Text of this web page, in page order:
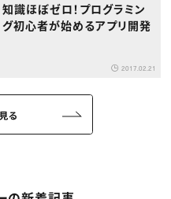
知識ほぼゼロ！プログラミン
グ初心者が始めるアプリ開発
2017.02.21